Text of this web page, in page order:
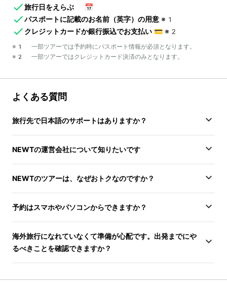
旅行日をえらぶ
📅
パスポートに記載のお名前（英字）の用意 ※1
クレジットカードか銀行振込でお支払い 💳 ※2
※1 一部ツアーでは予約時にパスポート情報が必須となります。
※2 一部ツアーではクレジットカード決済のみとなります。
よくある質問
旅行先で日本語のサポートはありますか？
NEWTの運営会社について知りたいです
NEWTのツアーは、なぜおトクなのですか？
予約はスマホやパソコンからできますか？
海外旅行になれていなくて準備が心配です。出発までにや
るべきことを確認できますか？